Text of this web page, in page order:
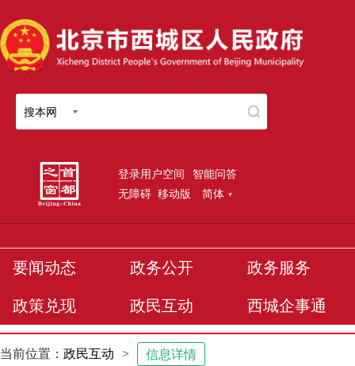
搜本网
登录用户空间 智能问答
无障碍 移动版 简体
要闻动态 政务公开 政务服务
政策兑现 政民互动 西城企事通
当前位置： 政民互动 > 信息详情